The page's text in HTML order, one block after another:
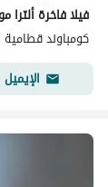
فيلا فاخرة
كومباوند
الإيميل